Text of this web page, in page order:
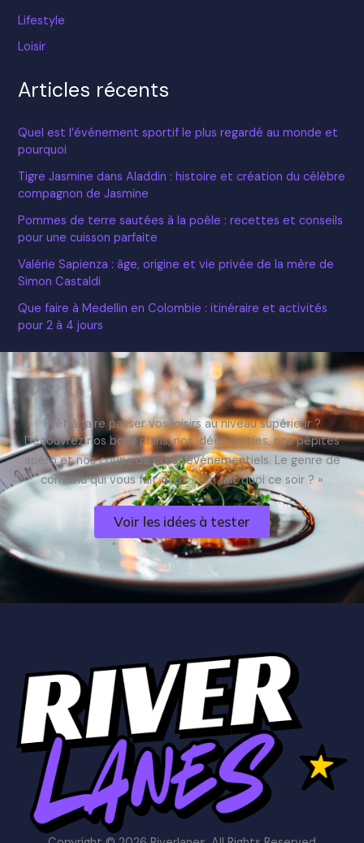
Lifestyle
Loisir
Articles récents
Quel est l’événement sportif le plus regardé au monde et
pourquoi
Tigre Jasmine dans Aladdin : histoire et création du célèbre
compagnon de Jasmine
Pommes de terre sautées à la poêle : recettes et conseils
pour une cuisson parfaite
Valérie Sapienza : âge, origine et vie privée de la mère de
Simon Castaldi
Que faire à Medellin en Colombie : itinéraire et activités
pour 2 à 4 jours
Prêt à faire passer vos loisirs au niveau supérieur ?
Découvrez nos bons plans, nos idées sorties, nos pépites
apéro et nos coups de cœur événementiels. Le genre de
contenu qui vous fait dire : « On fait quoi ce soir ? »
Voir les idées à tester